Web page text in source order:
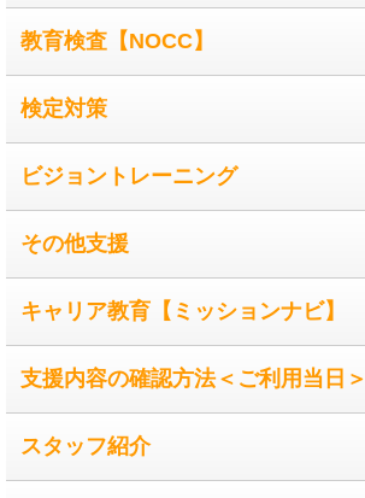
教育検査【NOCC】
検定対策
ビジョントレーニング
その他支援
キャリア教育【ミッションナビ】
支援内容の確認方法＜ご利用当日＞
スタッフ紹介